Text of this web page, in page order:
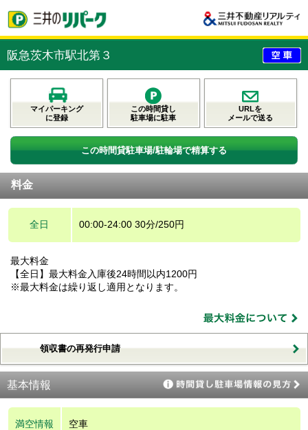
阪急茨木市駅北第３
マイパーキング
に登録
この時間貸し
駐車場に駐車
URLを
メールで送る
この時間貸駐車場/駐輪場で精算する
料金
全日 00:00-24:00 30分/250円
最大料金
【全日】最大料金入庫後24時間以内1200円
※最大料金は繰り返し適用となります。
領収書の再発行申請
基本情報
満空情報 空車